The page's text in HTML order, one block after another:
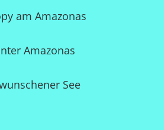
am Amazonas
Amazonas
See